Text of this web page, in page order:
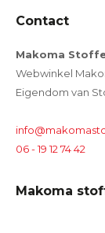
Contact
Makoma
Webwinkel
Eigendom van
06 - 19 12 74 42
Makoma